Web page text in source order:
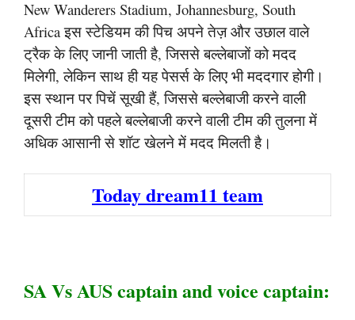
New Wanderers Stadium, Johannesburg, South
Africa इस स्टेडियम की पिच अपने तेज़ और उछाल वाले
ट्रैक के लिए जानी जाती है, जिससे बल्लेबाजों को मदद
मिलेगी, लेकिन साथ ही यह पेसर्स के लिए भी मददगार होगी।
इस स्थान पर पिचें सूखी हैं, जिससे बल्लेबाजी करने वाली
दूसरी टीम को पहले बल्लेबाजी करने वाली टीम की तुलना में
अधिक आसानी से शॉट खेलने में मदद मिलती है।
Today dream11 team
SA Vs AUS captain and voice captain: